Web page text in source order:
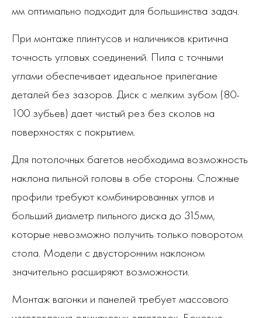
мм оптимально подходит для большинства задач.
При монтаже плинтусов и наличников критична
точность угловых соединений. Пила с точными
углами обеспечивает идеальное прилегание
деталей без зазоров. Диск с мелким зубом (80-
100 зубьев) дает чистый рез без сколов на
поверхностях с покрытием.
Для потолочных багетов необходима возможность
наклона пильной головы в обе стороны. Сложные
профили требуют комбинированных углов и
больший диаметр пильного диска до 315мм,
которые невозможно получить только поворотом
стола. Модели с двусторонним наклоном
значительно расширяют возможности.
Монтаж вагонки и панелей требует массового